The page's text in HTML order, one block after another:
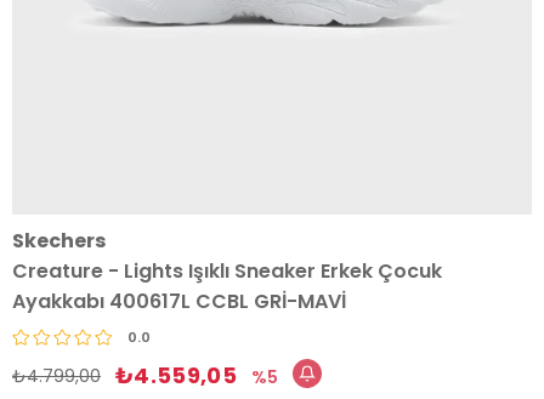
Skechers
Creature - Lights Işıklı Sneaker Erkek Çocuk
Ayakkabı 400617L CCBL GRİ-MAVİ
0.0
₺4.799,00 ₺4.559,05
5